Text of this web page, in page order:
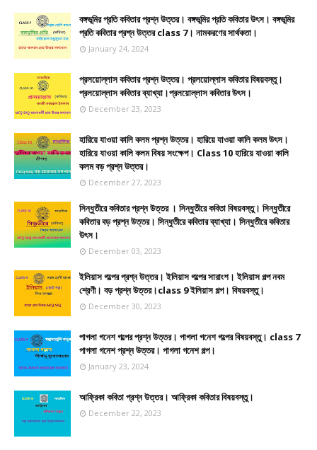
বঙ্গভূমির প্রতি কবিতার প্রশ্ন উত্তর। বঙ্গভূমির প্রতি কবিতার উৎস। বঙ্গভূমির
প্রতি কবিতার প্রশ্ন উত্তর class 7। নামকরণের সার্থকতা।
January 24, 2024
প্রলয়োল্লাস কবিতার প্রশ্ন উত্তর। প্রলয়োল্লাস কবিতার বিষয়বস্তু।
প্রলয়োল্লাস কবিতার ব্যাখ্যা।প্রলয়োল্লাস কবিতার উৎস।
December 23, 2023
হারিয়ে যাওয়া কালি কলম প্রশ্ন উত্তর। হারিয়ে যাওয়া কালি কলম উৎস।
হারিয়ে যাওয়া কালি কলম বিষয় সংক্ষেপ। Class 10 হারিয়ে যাওয়া কালি
কলম বড় প্রশ্ন উত্তর।
December 27, 2023
সিন্ধুতীরে কবিতার প্রশ্ন উত্তর । সিন্ধুতীরে কবিতা বিষয়বস্তু। সিন্ধুতীরে
কবিতার বড় প্রশ্ন উত্তর। সিন্ধুতীরে কবিতার ব্যাখ্যা। সিন্ধুতীরে কবিতার
উৎস।
December 03, 2023
ইলিয়াস গল্পের প্রশ্ন উত্তর। ইলিয়াস গল্পের সারাংশ। ইলিয়াস গল্প নবম
শ্রেণী। বড় প্রশ্ন উত্তর।class 9 ইলিয়াস গল্প। বিষয়বস্তু।
December 30, 2023
পাগলা গনেশ গল্পের প্রশ্ন উত্তর। পাগলা গনেশ গল্পের বিষয়বস্তু। class 7
পাগলা গনেশ প্রশ্ন উত্তর। পাগলা গনেশ গল্প।
January 23, 2024
আফ্রিকা কবিতা প্রশ্ন উত্তর। আফ্রিকা কবিতার বিষয়বস্তু।
December 22, 2023